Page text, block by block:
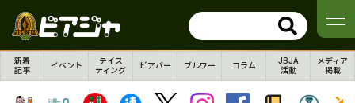
新着
記事
イベント
テイス
ティング
ビアバー ブルワー コラム
JBJA
活動
メディア
掲載